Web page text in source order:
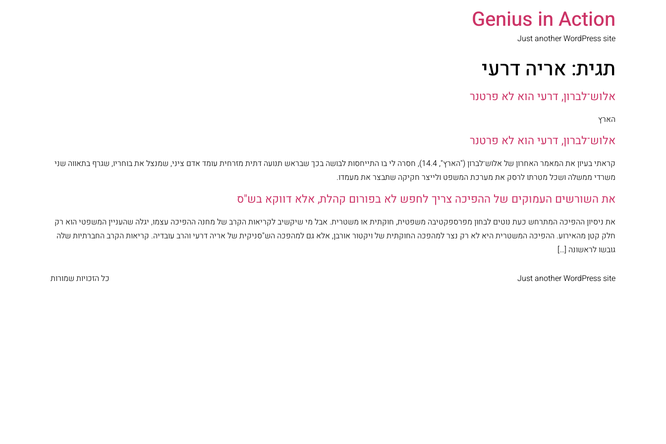
Genius in Action
Just another WordPress site
תגית: אריה דרעי
אלוש־לברון, דרעי הוא לא פרטנר
הארץ
אלוש־לברון, דרעי הוא לא פרטנר
קראתי בעיון את המאמר האחרון של אלוש־לברון ("הארץ", 14.4), חסרה לי בו התייחסות לבושה בכך שבראש תנועה דתית מזרחית עומד אדם ציני, שמנצל את בוחריו, שגרף בתאווה שני
משרדי ממשלה ושכל מטרתו לרסק את מערכת המשפט ולייצר חקיקה שתבצר את מעמדו.
את השורשים העמוקים של ההפיכה צריך לחפש לא בפורום קהלת, אלא דווקא בש"ס
את ניסיון ההפיכה המתרחש כעת נוטים לבחון מפרספקטיבה משפטית, חוקתית או משטרית. אבל מי שיקשיב לקריאות הקרב של מחנה ההפיכה עצמו, יגלה שהעניין המשפטי הוא רק
חלק קטן מהאירוע. ההפיכה המשטרית היא לא רק נצר למהפכה החוקתית של ויקטור אורבן, אלא גם למהפכה הש"סניקית של אריה דרעי והרב עובדיה. קריאות הקרב החברתיות שלה
גובשו לראשונה […]
Just another WordPress site כל הזכויות שמורות